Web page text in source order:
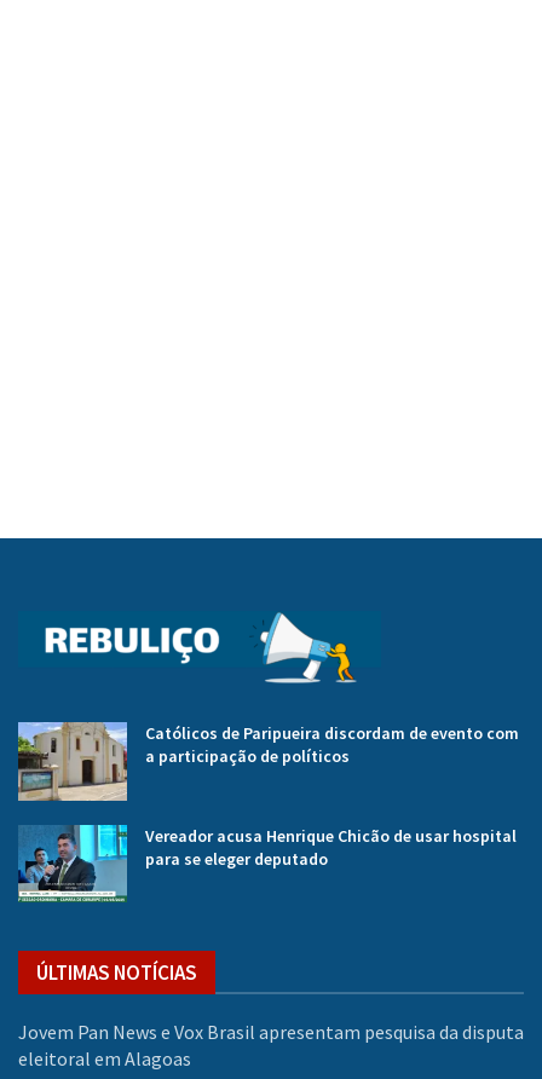
Católicos de Paripueira discordam de evento com
a participação de políticos
Vereador acusa Henrique Chicão de usar hospital
para se eleger deputado
ÚLTIMAS NOTÍCIAS
Jovem Pan News e Vox Brasil apresentam pesquisa da disputa
eleitoral em Alagoas